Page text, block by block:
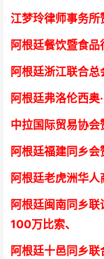
江梦玲律师事务所
阿根廷餐饮暨食品
阿根廷浙江联合总
阿根廷弗洛伦西奥
中拉国际贸易协会
阿根廷福建同乡会
阿根廷老虎洲华人
阿根廷闽南同乡
100万比索、
阿根廷十邑同乡联